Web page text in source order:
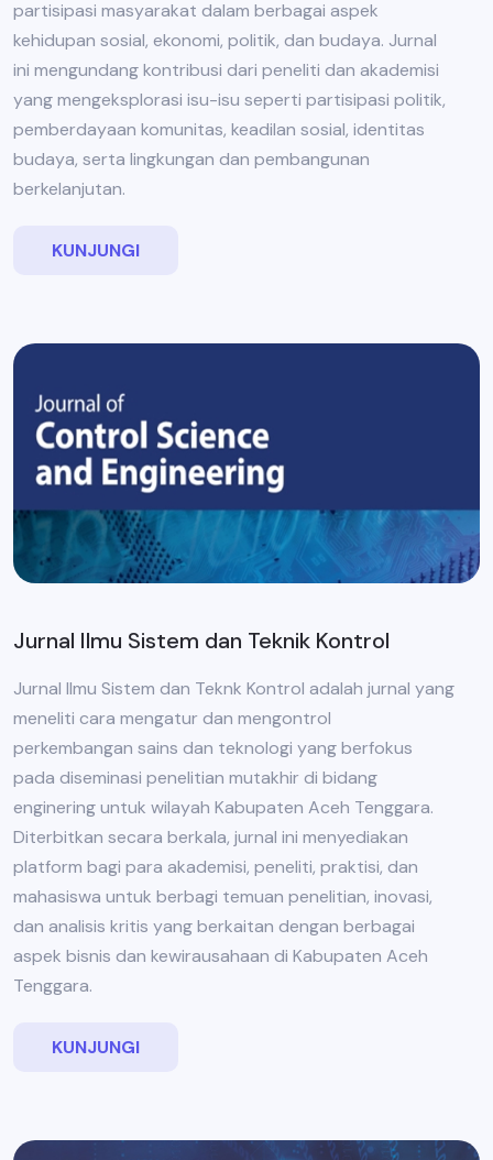
partisipasi masyarakat dalam berbagai aspek
kehidupan sosial, ekonomi, politik, dan budaya. Jurnal
ini mengundang kontribusi dari peneliti dan akademisi
yang mengeksplorasi isu-isu seperti partisipasi politik,
pemberdayaan komunitas, keadilan sosial, identitas
budaya, serta lingkungan dan pembangunan
berkelanjutan.
KUNJUNGI
Jurnal Ilmu Sistem dan Teknik Kontrol
Jurnal Ilmu Sistem dan Teknk Kontrol adalah jurnal yang
meneliti cara mengatur dan mengontrol
perkembangan sains dan teknologi yang berfokus
pada diseminasi penelitian mutakhir di bidang
enginering untuk wilayah Kabupaten Aceh Tenggara.
Diterbitkan secara berkala, jurnal ini menyediakan
platform bagi para akademisi, peneliti, praktisi, dan
mahasiswa untuk berbagi temuan penelitian, inovasi,
dan analisis kritis yang berkaitan dengan berbagai
aspek bisnis dan kewirausahaan di Kabupaten Aceh
Tenggara.
KUNJUNGI